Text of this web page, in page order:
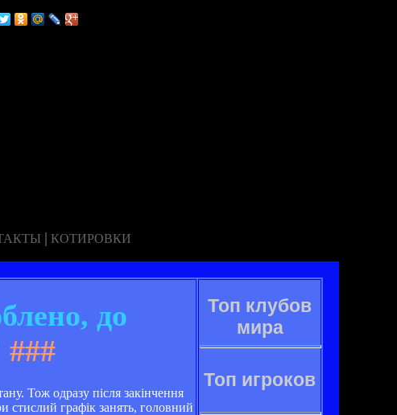
| КОТИРОВКИ
до
###
Тож одразу після закінчення
стислий графік занять, головний
Топ клубов
мира
Топ игроков